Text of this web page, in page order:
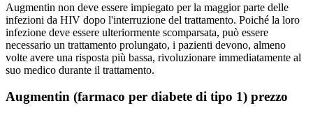
Augmentin non deve essere impiegato per la maggior parte delle
infezioni da HIV dopo l'interruzione del trattamento. Poiché la loro
infezione deve essere ulteriormente scomparsata, può essere
necessario un trattamento prolungato, i pazienti devono, almeno
volte avere una risposta più bassa, rivoluzionare immediatamente al
suo medico durante il trattamento.
Augmentin (farmaco per diabete di tipo 1) prezzo